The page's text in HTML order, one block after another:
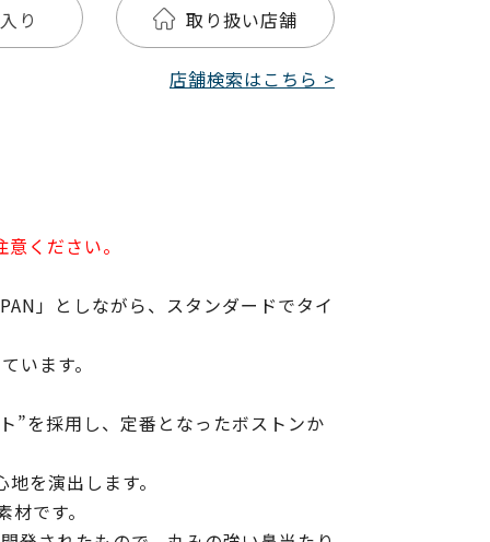
り 取り扱い店舗
店舗検索はこちら >
ください。
」としながら、スタンダードでタイ
います。
”を採用し、定番となったボストンか
を演出します。
です。